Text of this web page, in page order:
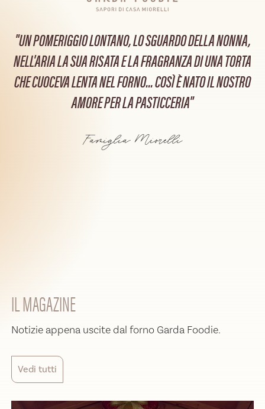
"UN POMERIGGIO LONTANO, LO SGUARDO DELLA NONNA,
NELL'ARIA LA SUA RISATA E LA FRAGRANZA DI UNA TORTA
CHE CUOCEVA LENTA NEL FORNO...COSÌ È NATO IL NOSTRO
AMORE PER LA PASTICCERIA"
Famiglia Miorelli
IL MAGAZINE
Notizie appena uscite dal forno Garda Foodie.
Vedi tutti